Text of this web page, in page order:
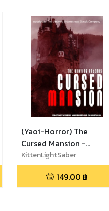
(Yaoi-Horror) The
Cursed Mansion -
คฤหาสน์หลอน
KittenLightSaber
149.00 ฿